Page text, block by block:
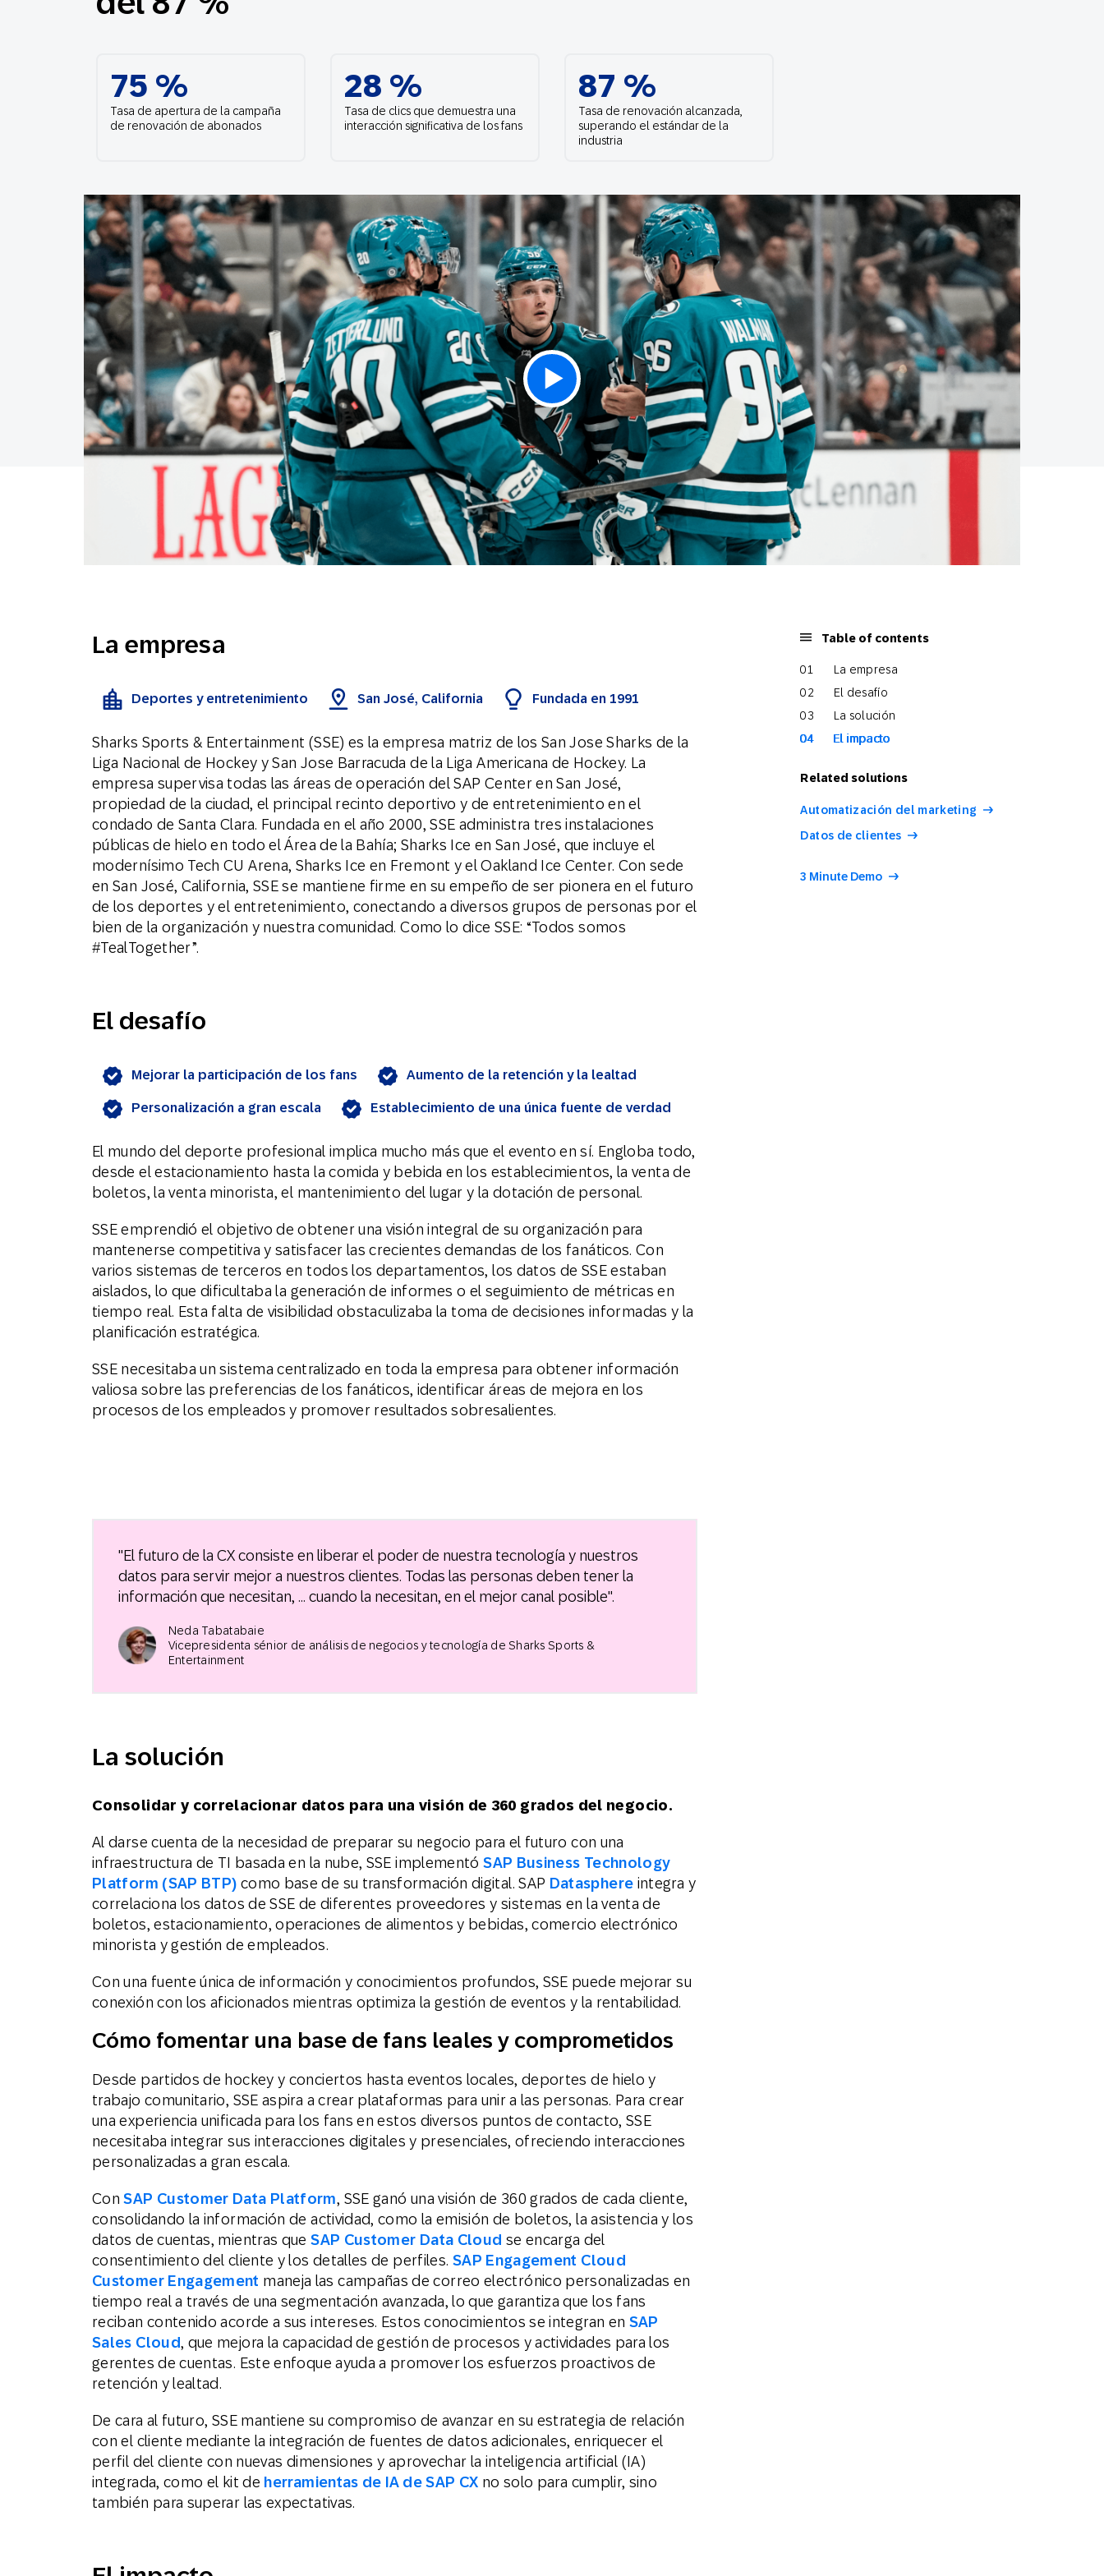
Mobile Wallet Correo directo
75 %
Tasa de apertura de la campaña
de renovación de abonados
28 %
Tasa de clics que demuestra una
interacción significativa de los fans
87 %
Tasa de renovación alcanzada,
superando el estándar de la
industria
La empresa
Deportes y entretenimiento San José, California Fundada en 1991
Sharks Sports & Entertainment (SSE) es la empresa matriz de los San Jose Sharks de la
Liga Nacional de Hockey y San Jose Barracuda de la Liga Americana de Hockey. La
empresa supervisa todas las áreas de operación del SAP Center en San José,
propiedad de la ciudad, el principal recinto deportivo y de entretenimiento en el
condado de Santa Clara. Fundada en el año 2000, SSE administra tres instalaciones
públicas de hielo en todo el Área de la Bahía; Sharks Ice en San José, que incluye el
modernísimo Tech CU Arena, Sharks Ice en Fremont y el Oakland Ice Center. Con sede
en San José, California, SSE se mantiene firme en su empeño de ser pionera en el futuro
de los deportes y el entretenimiento, conectando a diversos grupos de personas por el
bien de la organización y nuestra comunidad. Como lo dice SSE: “Todos somos
#TealTogether”.
El desafío
Mejorar la participación de los fans Aumento de la retención y la lealtad
Personalización a gran escala Establecimiento de una única fuente de verdad
El mundo del deporte profesional implica mucho más que el evento en sí. Engloba todo,
desde el estacionamiento hasta la comida y bebida en los establecimientos, la venta de
boletos, la venta minorista, el mantenimiento del lugar y la dotación de personal.
SSE emprendió el objetivo de obtener una visión integral de su organización para
mantenerse competitiva y satisfacer las crecientes demandas de los fanáticos. Con
varios sistemas de terceros en todos los departamentos, los datos de SSE estaban
aislados, lo que dificultaba la generación de informes o el seguimiento de métricas en
tiempo real. Esta falta de visibilidad obstaculizaba la toma de decisiones informadas y la
planificación estratégica.
SSE necesitaba un sistema centralizado en toda la empresa para obtener información
valiosa sobre las preferencias de los fanáticos, identificar áreas de mejora en los
procesos de los empleados y promover resultados sobresalientes.
"El futuro de la CX consiste en liberar el poder de nuestra tecnología y nuestros
datos para servir mejor a nuestros clientes. Todas las personas deben tener la
información que necesitan, ... cuando la necesitan, en el mejor canal posible".
Neda Tabatabaie
Vicepresidenta sénior de análisis de negocios y tecnología de Sharks Sports &
Entertainment
La solución
Consolidar y correlacionar datos para una visión de 360 grados del negocio.
Al darse cuenta de la necesidad de preparar su negocio para el futuro con una
infraestructura de TI basada en la nube, SSE implementóSAP Business Technology
Platform (SAP BTP) como base de su transformación digital. SAP Datasphere integra y
correlaciona los datos de SSE de diferentes proveedores y sistemas en la venta de
boletos, estacionamiento, operaciones de alimentos y bebidas, comercio electrónico
minorista y gestión de empleados.
Con una fuente única de información y conocimientos profundos, SSE puede mejorar su
conexión con los aficionados mientras optimiza la gestión de eventos y la rentabilidad.
Cómo fomentar una base de fans leales y comprometidos
Desde partidos de hockey y conciertos hasta eventos locales, deportes de hielo y
trabajo comunitario, SSE aspira a crear plataformas para unir a las personas. Para crear
una experiencia unificada para los fans en estos diversos puntos de contacto, SSE
necesitaba integrar sus interacciones digitales y presenciales, ofreciendo interacciones
personalizadas a gran escala.
ConSAP Customer Data Platform, SSE ganó una visión de 360 grados de cada cliente,
consolidando la información de actividad, como la emisión de boletos, la asistencia y los
datos de cuentas, mientras queSAP Customer Data Cloud se encarga del
consentimiento del cliente y los detalles de perfiles. SAP Engagement Cloud
Customer Engagement maneja las campañas de correo electrónico personalizadas en
tiempo real a través de una segmentación avanzada, lo que garantiza que los fans
reciban contenido acorde a sus intereses. Estos conocimientos se integran en SAP
Sales Cloud, que mejora la capacidad de gestión de procesos y actividades para los
gerentes de cuentas. Este enfoque ayuda a promover los esfuerzos proactivos de
retención y lealtad.
De cara al futuro, SSE mantiene su compromiso de avanzar en su estrategia de relación
con el cliente mediante la integración de fuentes de datos adicionales, enriquecer el
perfil del cliente con nuevas dimensiones y aprovechar la inteligencia artificial (IA)
integrada, como el kit de herramientas de IA de SAP CX no solo para cumplir, sino
también para superar las expectativas.
Table of contents
La empresa
El desafío
La solución
El impacto
Related solutions
Automatización del marketing
Datos de clientes
3 Minute Demo